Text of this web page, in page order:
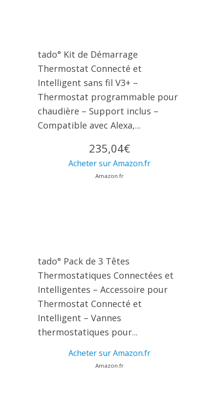
tado° Kit de Démarrage
Thermostat Connecté et
Intelligent sans fil V3+ –
Thermostat programmable pour
chaudière – Support inclus –
Compatible avec Alexa,...
235,04€
Acheter sur Amazon.fr
Amazon.fr
tado° Pack de 3 Têtes
Thermostatiques Connectées et
Intelligentes – Accessoire pour
Thermostat Connecté et
Intelligent – Vannes
thermostatiques pour...
Acheter sur Amazon.fr
Amazon.fr